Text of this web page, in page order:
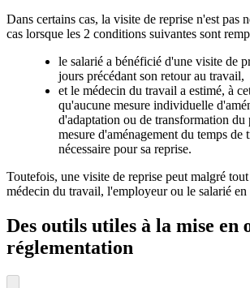
Dans certains cas, la visite de reprise n'est pas
cas lorsque les 2 conditions suivantes sont
le salarié a bénéficié d'une visite de
jours précédant son retour au travail,
et le médecin du travail a estimé, à
qu'aucune mesure individuelle
d'adaptation ou de transformation du
mesure d'aménagement du temps de
nécessaire pour sa reprise.
Toutefois, une visite de reprise peut malgré
médecin du travail, l'employeur ou le salarié en
Des outils utiles à la mise en
réglementation